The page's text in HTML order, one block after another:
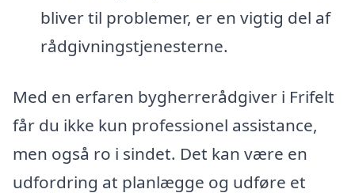
bliver til problemer, er en vigtig del af
rådgivningstjenesterne.
Med en erfaren bygherrerådgiver i Frifelt
får du ikke kun professionel assistance,
men også ro i sindet. Det kan være en
udfordring at planlægge og udføre et